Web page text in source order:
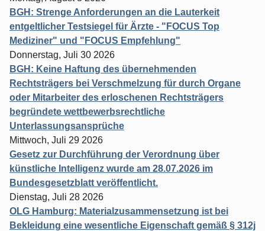
BGH: Strenge Anforderungen an die Lauterkeit
entgeltlicher Testsiegel für Ärzte - "FOCUS Top
Mediziner" und "FOCUS Empfehlung"
Donnerstag, Juli 30 2026
BGH: Keine Haftung des übernehmenden
Rechtsträgers bei Verschmelzung für durch Organe
oder Mitarbeiter des erloschenen Rechtsträgers
begründete wettbewerbsrechtliche
Unterlassungsansprüche
Mittwoch, Juli 29 2026
Gesetz zur Durchführung der Verordnung über
künstliche Intelligenz wurde am 28.07.2026 im
Bundesgesetzblatt veröffentlicht.
Dienstag, Juli 28 2026
OLG Hamburg: Materialzusammensetzung ist bei
Bekleidung eine wesentliche Eigenschaft gemäß § 312j